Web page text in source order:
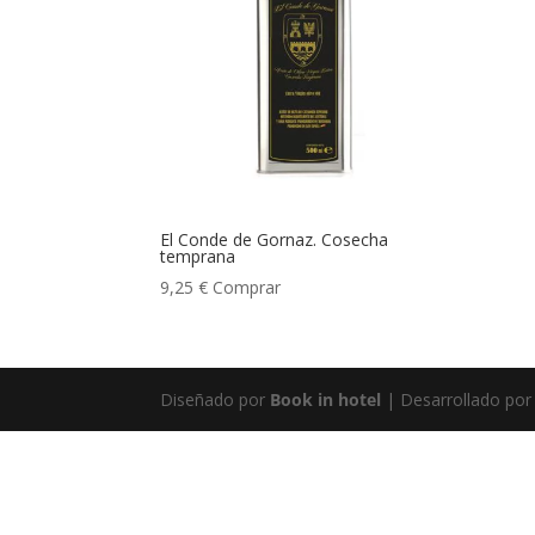
El Conde de Gornaz. Cosecha
temprana
9,25€ Comprar
Diseñado por Book in hotel | Desarrollado por